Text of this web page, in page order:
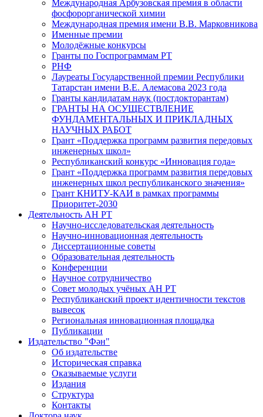
Международная Арбузовская премия в области
фосфорорганической химии
Международная премия имени В.В. Марковникова
Именные премии
Молодёжные конкурсы
Гранты по Госпрограммам РТ
РНФ
Лауреаты Государственной премии Республики
Татарстан имени В.Е. Алемасова 2023 года
Гранты кандидатам наук (постдокторантам)
ГРАНТЫ НА ОСУЩЕСТВЛЕНИЕ
ФУНДАМЕНТАЛЬНЫХ И ПРИКЛАДНЫХ
НАУЧНЫХ РАБОТ
Грант «Поддержка программ развития передовых
инженерных школ»
Республиканский конкурс «Инновация года»
Грант «Поддержка программ развития передовых
инженерных школ республиканского значения»
Грант КНИТУ-КАИ в рамках программы
Приоритет-2030
Деятельность АН РТ
Научно-исследовательская деятельность
Научно-инновационная деятельность
Диссертационные советы
Образовательная деятельность
Конференции
Научное сотрудничество
Совет молодых учёных АН РТ
Республиканский проект идентичности текстов
вывесок
Региональная инновационная площадка
Публикации
Издательство "Фән"
Об издательстве
Историческая справка
Оказываемые услуги
Издания
Структура
Контакты